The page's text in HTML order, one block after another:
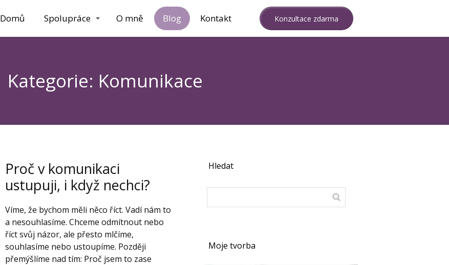
Domů Spolupráce O mně Blog Kontakt Konzultace zdarma
Kategorie: Komunikace
Proč v komunikaci
ustupuji, i když nechci?
Víme, že bychom měli něco říct. Vadí nám to
a nesouhlasíme. Chceme odmítnout nebo
říct svůj názor, ale přesto mlčíme,
souhlasíme nebo ustoupíme. Později
přemýšlíme nad tím: Proč jsem to zase
Hledat
Moje tvorba